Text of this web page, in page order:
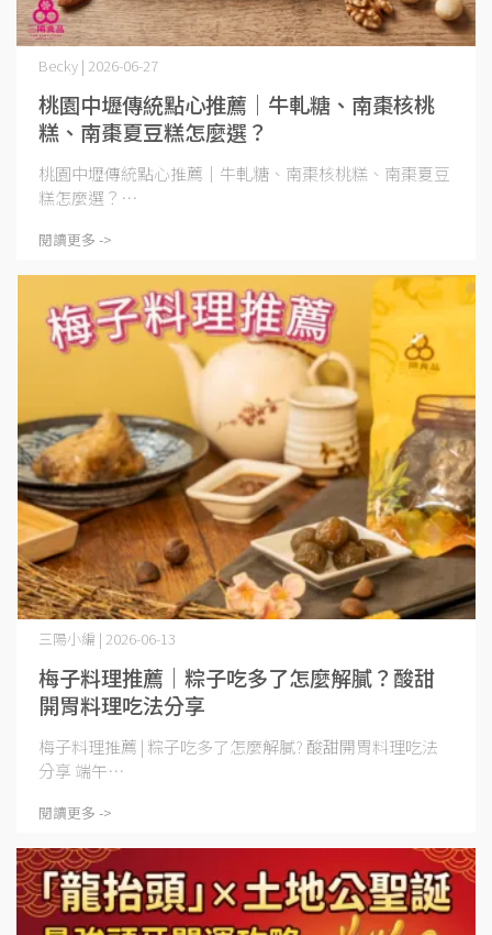
桃園中壢傳統點心推薦｜牛軋糖、南棗核桃
糕、南棗夏豆糕怎麼選？
Becky | 2026-06-27
桃園中壢傳統點心推薦｜牛軋糖、南棗核桃糕、南棗夏豆
糕怎麼選？⋯
閱讀更多 ->
梅子料理推薦｜粽子吃多了怎麼解膩？酸甜
開胃料理吃法分享
三陽小編 | 2026-06-13
梅子料理推薦 | 粽子吃多了怎麼解膩? 酸甜開胃料理吃法
分享 端午⋯
閱讀更多 ->